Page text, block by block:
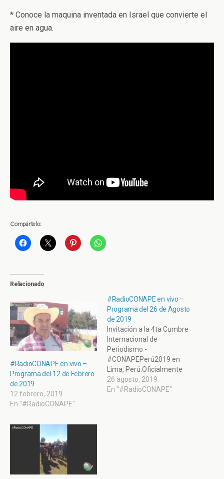
* Conoce la maquina inventada en Israel que convierte el
aire en agua.
Compártelo:
Relacionado
#RadioCONAPE en vivo –
Programa del 12 de Febrero
de 2019
12 febrero, 2019
En "#RadioCONAPE"
#RadioCONAPE en vivo –
Programa del 26 de Agosto
de 2019
Invitación a la 4ta Cumbre
Internacional de
Periodismo -
#CONAPEPerú2019 en
Lima, Perú.Oficialmente
regresan a clases 25
millones de jóvenes en
26 agosto, 2019
En "#RadioCONAPE"